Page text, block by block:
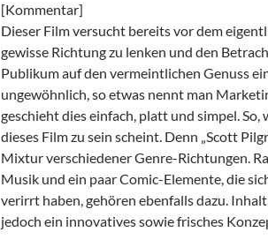
[Kommentar]
Dieser Film versucht bereits vor dem
gewisse Richtung zu lenken und den
Publikum auf den vermeintlichen Genuss
ungewöhnlich, so etwas nennt man
geschieht dies einfach, platt und simpel. So,
dieses Film zu sein scheint. Denn „Scott
Mixtur verschiedener Genre-Richtungen.
Musik und ein paar Comic-Elemente, die
verirrt haben, gehören ebenfalls dazu.
jedoch ein innovatives sowie frisches